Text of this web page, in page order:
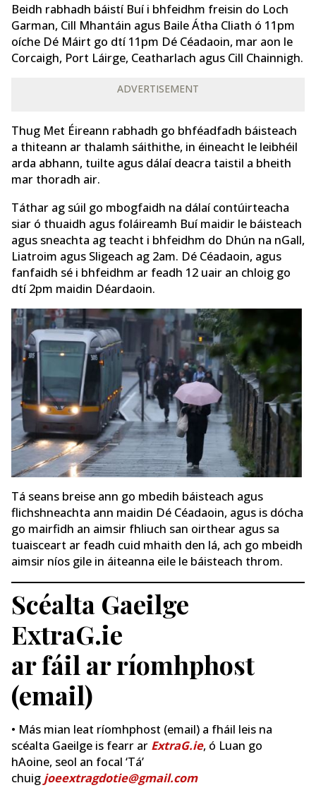
Beidh rabhadh báistí Buí i bhfeidhm freisin do Loch
Garman, Cill Mhantáin agus Baile Átha Cliath ó 11pm
oíche Dé Máirt go dtí 11pm Dé Céadaoin, mar aon le
Corcaigh, Port Láirge, Ceatharlach agus Cill Chainnigh.
ADVERTISEMENT
Thug Met Éireann rabhadh go bhféadfadh báisteach
a thiteann ar thalamh sáithithe, in éineacht le leibhéil
arda abhann, tuilte agus dálaí deacra taistil a bheith
mar thoradh air.
Táthar ag súil go mbogfaidh na dálaí contúirteacha
siar ó thuaidh agus foláireamh Buí maidir le báisteach
agus sneachta ag teacht i bhfeidhm do Dhún na nGall,
Liatroim agus Sligeach ag 2am. Dé Céadaoin, agus
fanfaidh sé i bhfeidhm ar feadh 12 uair an chloig go
dtí 2pm maidin Déardaoin.
Tá seans breise ann go mbedih báisteach agus
flichshneachta ann maidin Dé Céadaoin, agus is dócha
go mairfidh an aimsir fhliuch san oirthear agus sa
tuaisceart ar feadh cuid mhaith den lá, ach go mbeidh
aimsir níos gile in áiteanna eile le báisteach throm.
Scéalta Gaeilge
ExtraG.ie
ar fáil ar ríomhphost
(email)
• Más mian leat ríomhphost (email) a fháil leis na
scéalta Gaeilge is fearr ar ExtraG.ie, ó Luan go
hAoine, seol an focal ‘Tá’
chuig joeextragdotie@gmail.com